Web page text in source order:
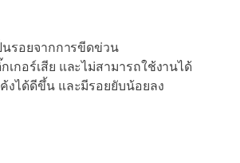
นรอยจากการขีดข่วน
กอร์เสีย และไม่สามารถใช้งานได้
งได้ดีขึ้น และมีรอยยับน้อยลง